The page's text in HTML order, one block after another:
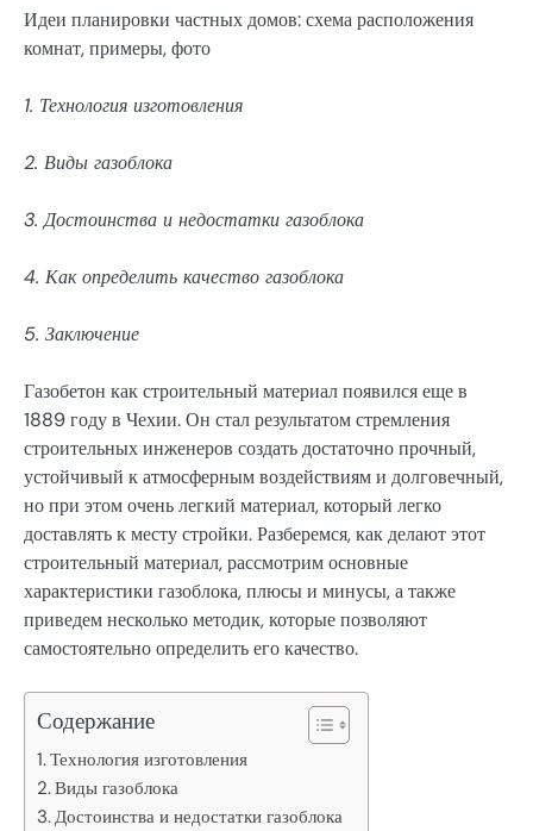
Идеи планировки частных домов: схема расположения
комнат, примеры, фото
1. Технология изготовления
2. Виды газоблока
3. Достоинства и недостатки газоблока
4. Как определить качество газоблока
5. Заключение
Газобетон как строительный материал появился еще в
1889 году в Чехии. Он стал результатом стремления
строительных инженеров создать достаточно прочный,
устойчивый к атмосферным воздействиям и долговечный,
но при этом очень легкий материал, который легко
доставлять к месту стройки. Разберемся, как делают этот
строительный материал, рассмотрим основные
характеристики газоблока, плюсы и минусы, а также
приведем несколько методик, которые позволяют
самостоятельно определить его качество.
Содержание
Технология изготовления
Виды газоблока
Достоинства и недостатки газоблока